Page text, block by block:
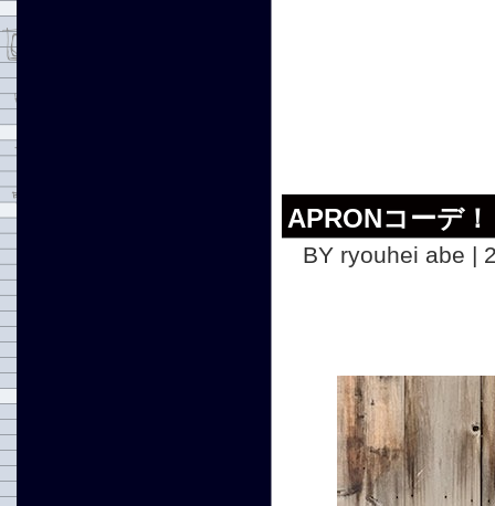
APRONコーデ！
BY ryouhei abe |